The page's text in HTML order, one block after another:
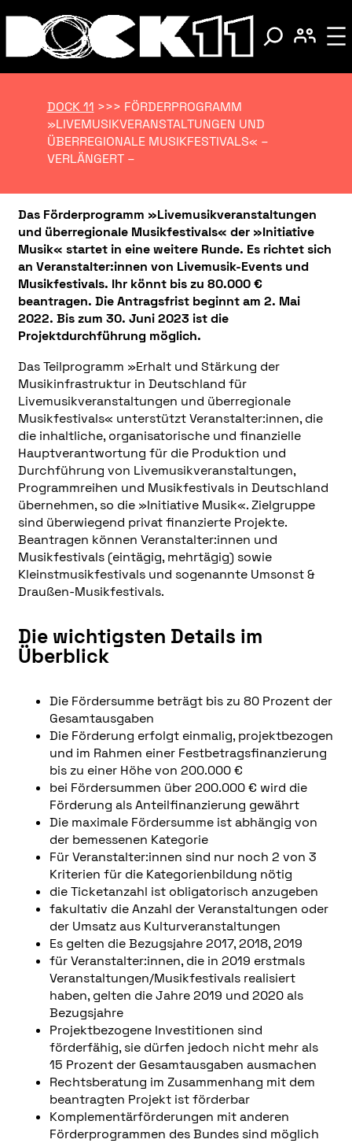
DOCK 11 >>> FÖRDERPROGRAMM
»LIVEMUSIKVERANSTALTUNGEN UND
ÜBERREGIONALE MUSIKFESTIVALS« –
VERLÄNGERT –
Das Förderprogramm »Livemusikveranstaltungen
und überregionale Musikfestivals« der »Initiative
Musik« startet in eine weitere Runde. Es richtet sich
an Veranstalter:innen von Livemusik-Events und
Musikfestivals. Ihr könnt bis zu 80.000 €
beantragen. Die Antragsfrist beginnt am 2. Mai
2022. Bis zum 30. Juni 2023 ist die
Projektdurchführung möglich.
Das Teilprogramm »Erhalt und Stärkung der
Musikinfrastruktur in Deutschland für
Livemusikveranstaltungen und überregionale
Musikfestivals« unterstützt Veranstalter:innen, die
die inhaltliche, organisatorische und finanzielle
Hauptverantwortung für die Produktion und
Durchführung von Livemusikveranstaltungen,
Programmreihen und Musikfestivals in Deutschland
übernehmen, so die »Initiative Musik«. Zielgruppe
sind überwiegend privat finanzierte Projekte.
Beantragen können Veranstalter:innen und
Musikfestivals (eintägig, mehrtägig) sowie
Kleinstmusikfestivals und sogenannte Umsonst &
Draußen-Musikfestivals.
Die wichtigsten Details im
Überblick
Die Fördersumme beträgt bis zu 80 Prozent der
Gesamtausgaben
Die Förderung erfolgt einmalig, projektbezogen
und im Rahmen einer Festbetragsfinanzierung
bis zu einer Höhe von 200.000 €
bei Fördersummen über 200.000 € wird die
Förderung als Anteilfinanzierung gewährt
Die maximale Fördersumme ist abhängig von
der bemessenen Kategorie
Für Veranstalter:innen sind nur noch 2 von 3
Kriterien für die Kategorienbildung nötig
die Ticketanzahl ist obligatorisch anzugeben
fakultativ die Anzahl der Veranstaltungen oder
der Umsatz aus Kulturveranstaltungen
Es gelten die Bezugsjahre 2017, 2018, 2019
für Veranstalter:innen, die in 2019 erstmals
Veranstaltungen/Musikfestivals realisiert
haben, gelten die Jahre 2019 und 2020 als
Bezugsjahre
Projektbezogene Investitionen sind
förderfähig, sie dürfen jedoch nicht mehr als
15 Prozent der Gesamtausgaben ausmachen
Rechtsberatung im Zusammenhang mit dem
beantragten Projekt ist förderbar
Komplementärförderungen mit anderen
Förderprogrammen des Bundes sind möglich